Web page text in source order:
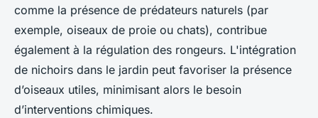
comme la présence de prédateurs naturels (par
exemple, oiseaux de proie ou chats), contribue
également à la régulation des rongeurs. L'intégration
de nichoirs dans le jardin peut favoriser la présence
d’oiseaux utiles, minimisant alors le besoin
d’interventions chimiques.